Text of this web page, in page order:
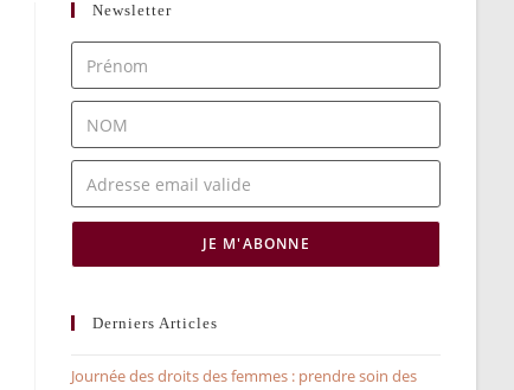
Newsletter
JE M'ABONNE
Derniers Articles
Journée des droits des femmes : prendre soin des